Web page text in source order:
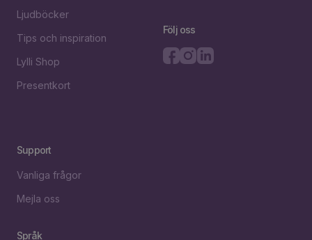
Ljudböcker
Tips och inspiration
Lylli Shop
Presentkort
Följ oss
Support
Vanliga frågor
Mejla oss
Språk